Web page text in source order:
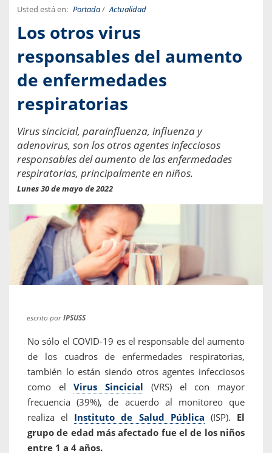
Usted está en: Portada/ Actualidad
Los otros virus
responsables del aumento
de enfermedades
respiratorias
Virus sincicial, parainfluenza, influenza y
adenovirus, son los otros agentes infecciosos
responsables del aumento de las enfermedades
respiratorias, principalmente en niños.
Lunes 30 de mayo de 2022
escrito porIPSUSS
No sólo el COVID-19 es el responsable del aumento
de los cuadros de enfermedades respiratorias,
también lo están siendo otros agentes infecciosos
como elVirus Sincicial (VRS) el con mayor
frecuencia (39%), de acuerdo al monitoreo que
realiza el Instituto de Salud Pública (ISP). El
grupo de edad más afectado fue el de los niños
entre 1 a 4 años.